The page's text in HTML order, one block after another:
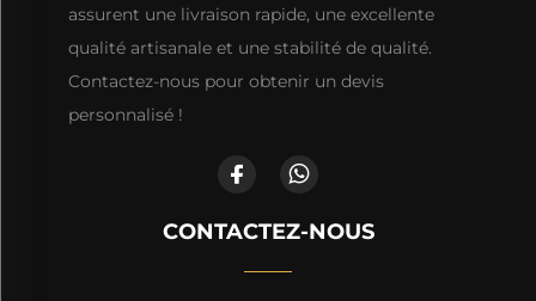
assurent une livraison rapide, une excellente
qualité artisanale et une stabilité de qualité.
Contactez-nous pour obtenir un devis
personnalisé !
CONTACTEZ-NOUS